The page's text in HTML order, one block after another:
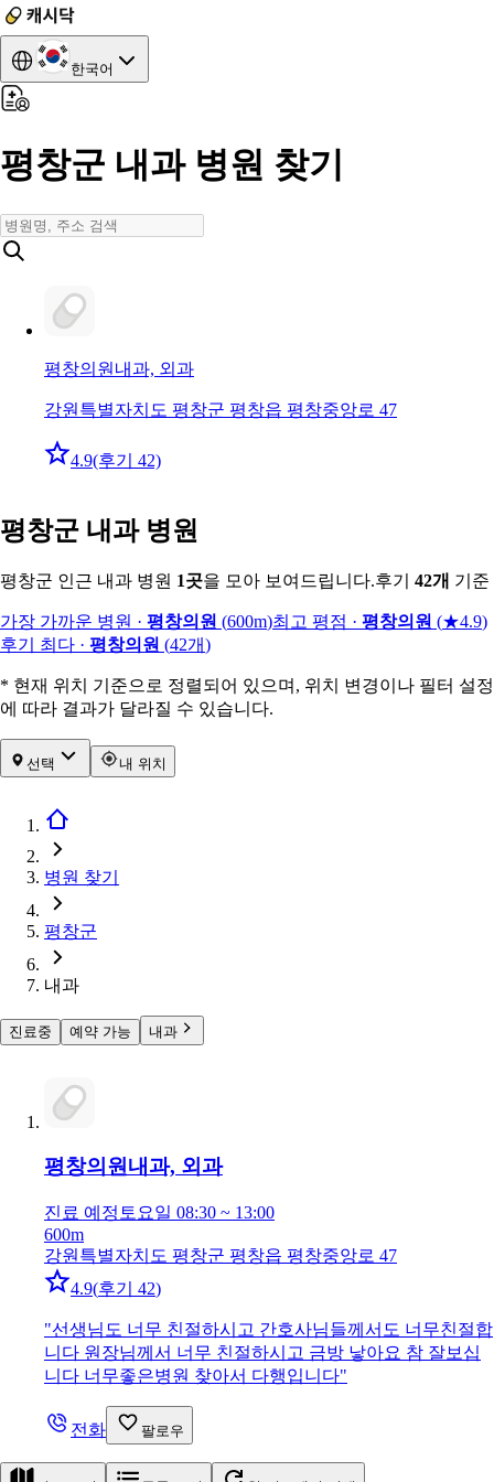
한국어
평창군 내과 병원 찾기
평창의원 내과, 외과
강원특별자치도 평창군 평창읍 평창중앙로 47
4.9(후기 42)
평창군 내과 병원
평창군 인근 내과 병원 1곳을 모아 보여드립니다.후기 42개 기준
가장 가까운 병원 · 평창의원 (600m)최고 평점 · 평창의원 (★4.9)
후기 최다 · 평창의원 (42개)
* 현재 위치 기준으로 정렬되어 있으며, 위치 변경이나 필터 설정
에 따라 결과가 달라질 수 있습니다.
선택 내 위치
병원 찾기
평창군
내과
진료중 예약 가능 내과
평창의원내과, 외과
진료 예정 토요일 08:30 ~ 13:00
600m
강원특별자치도 평창군 평창읍 평창중앙로 47
4.9(후기 42)
"선생님도 너무 친절하시고 간호사님들께서도 너무친절합
니다 원장님께서 너무 친절하시고 금방 낳아요 참 잘보십
니다 너무좋은병원 찾아서 다행입니다"
전화 팔로우